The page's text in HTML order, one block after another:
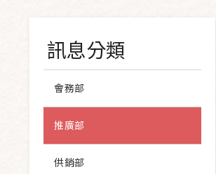
訊息分類
會務部
推廣部
供銷部